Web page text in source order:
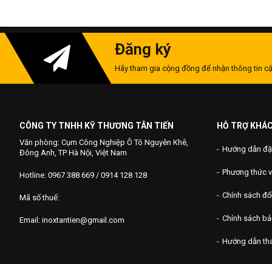
Đăng ký
Hãy tham gia cộng đồng để nhận thông tin
CÔNG TY TNHH KỸ THƯƠNG TÂN TIẾN
Văn phòng: Cụm Công Nghiệp Ô Tô Nguyên Khê,
Đông Anh, TP Hà Nội, Việt Nam
Hotline: 0967 388 669 / 0914 128 128
Mã số thuế:
Email: inoxtantien@gmail.com
HỖ TRỢ
Hướng dẫn
Phương thức
Chính sách
Chính sách
Hướng dẫn